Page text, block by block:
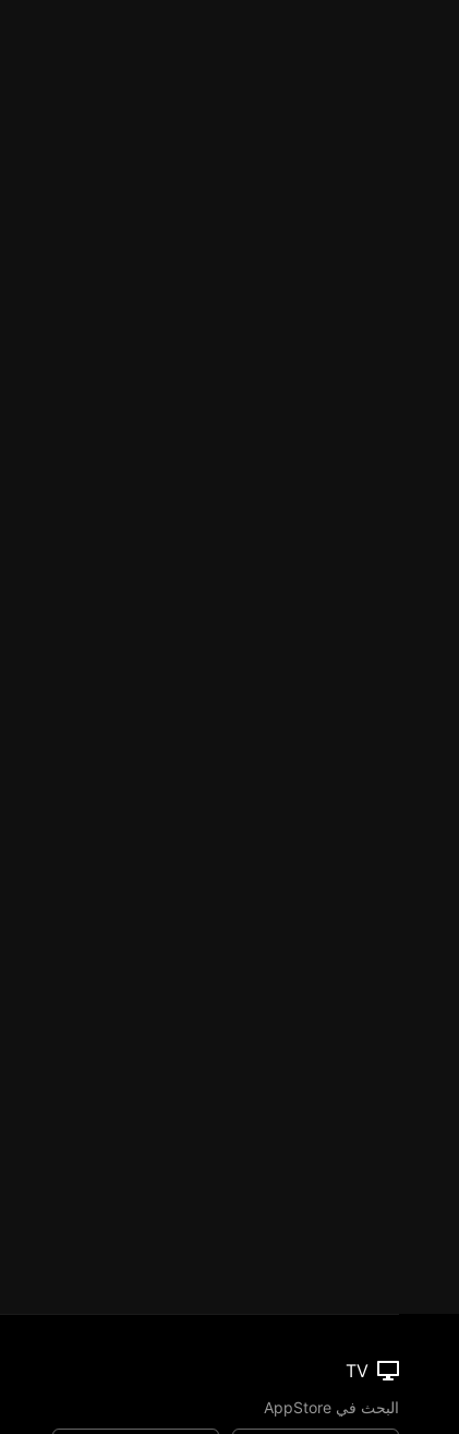
TV
البحث في AppStore